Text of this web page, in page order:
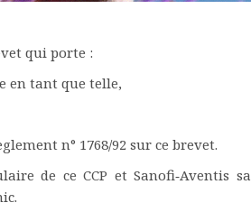
qui porte :
tant que telle,
n° 1768/92 sur ce brevet.
de ce CCP et Sanofi‑Aventis sa